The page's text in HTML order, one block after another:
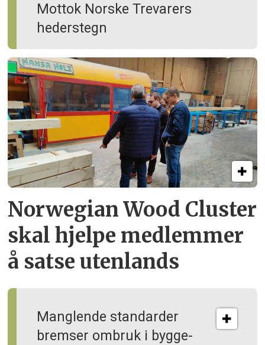
Mottok Norske Trevarers
hederstegn
Norwegian Wood Cluster
skal hjelpe medlemmer
å satse utenlands
Manglende standarder
bremser ombruk i bygge­